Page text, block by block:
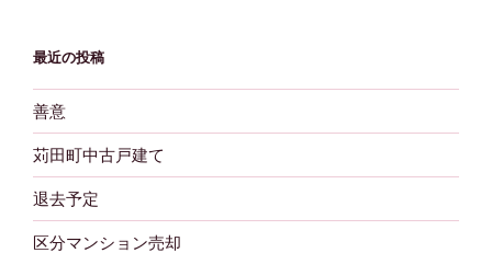
最近の投稿
善意
苅田町中古戸建て
退去予定
区分マンション売却